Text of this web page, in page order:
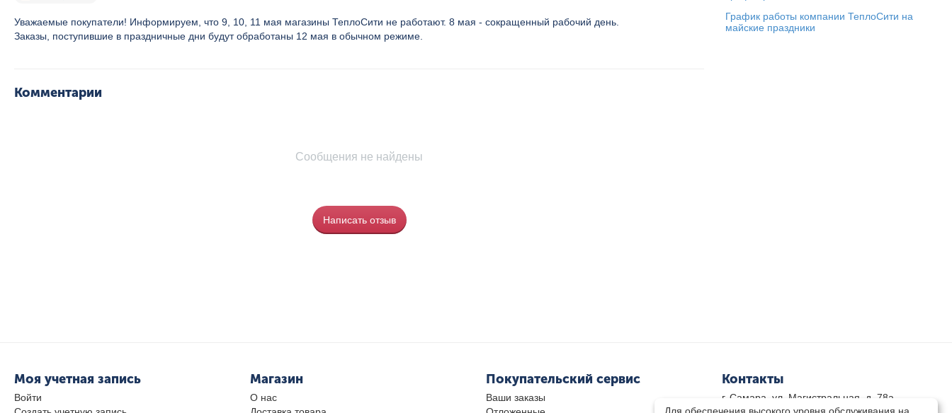
Уважаемые покупатели! Информируем, что 9, 10, 11 мая магазины ТеплоСити не работают. 8 мая - сокращенный рабочий день.
Заказы, поступившие в праздничные дни будут обработаны 12 мая в обычном режиме.
Комментарии
Сообщения не найдены
Написать отзыв
График работы компании ТеплоСити на
майские праздники
Моя учетная запись
Войти
Магазин
О нас
Покупательский сервис
Ваши заказы
Контакты
г. Самара, ул. Магистральная, д. 78а